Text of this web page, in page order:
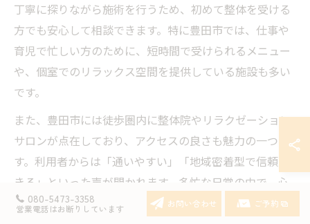
丁寧に探りながら施術を行うため、初めて整体を受ける
方でも安心して相談できます。特に豊田市では、仕事や
育児で忙しい方のために、短時間で受けられるメニュー
や、個室でのリラックス空間を提供している施設も多い
です。
また、豊田市には徒歩圏内に整体院やリラクゼーション
サロンが点在しており、アクセスの良さも魅力の一つで
す。利用者からは「通いやすい」「地域密着型で信頼で
きる」といった声が聞かれます。多忙な日常の中で、心
身のケアを習慣化しやすい環境が整っている点も、豊田
080-5473-3358
営業電話はお断りしています
お問い合わせ ご予約